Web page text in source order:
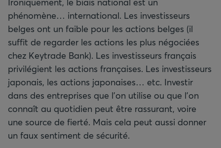
phénomène… international. Les investisseurs
belges ont un faible pour les actions belges (il
suffit de regarder les actions les plus négociées
chez Keytrade Bank). Les investisseurs français
privilégient les actions françaises. Les investisseurs
japonais, les actions japonaises… etc. Investir
dans des entreprises que l’on utilise ou que l’on
connaît au quotidien peut être rassurant, voire
une source de fierté. Mais cela peut aussi donner
un faux sentiment de sécurité.